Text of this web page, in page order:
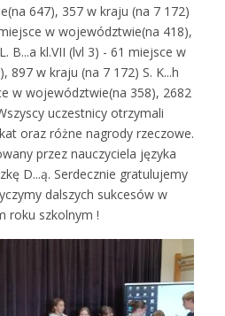
647), 357 w kraju (na 7 172)
w województwie(na 418),
B...a kl.VII (lvl 3) - 61 miejsce w
897 w kraju (na 7 172) S. K...h
w województwie(na 358), 2682
uczestnicy otrzymali
oraz różne nagrody rzeczowe.
przez nauczyciela języka
D...ą. Serdecznie gratulujemy
dalszych sukcesów w
roku szkolnym !